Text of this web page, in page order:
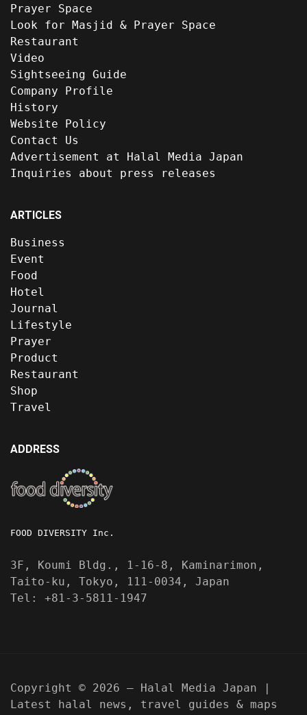
Prayer Space
Look for Masjid & Prayer Space
Restaurant
Video
Sightseeing Guide
Company Profile
History
Website Policy
Contact Us
Advertisement at Halal Media Japan
Inquiries about press releases
ARTICLES
Business
Event
Food
Hotel
Journal
Lifestyle
Prayer
Product
Restaurant
Shop
Travel
ADDRESS
FOOD DIVERSITY Inc.
3F, Koumi Bldg., 1-16-8, Kaminarimon,
Taito-ku, Tokyo, 111-0034, Japan
Tel: +81-3-5811-1947
Copyright © 2026 — Halal Media Japan |
Latest halal news, travel guides & maps